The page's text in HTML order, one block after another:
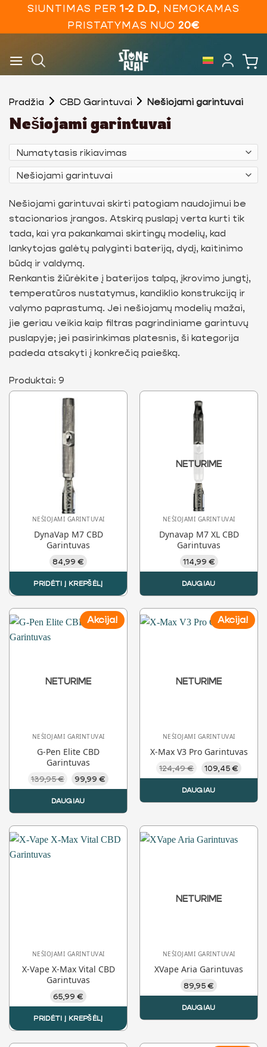
content
SIUNTIMAS PER 1-2 D.D, NEMOKAMAS
PRISTATYMAS NUO20€
Pradžia CBD Garintuvai Nešiojami garintuvai
Nešiojami garintuvai
Nešiojami garintuvai skirti patogiam naudojimui be
stacionarios įrangos. Atskirą puslapį verta kurti tik
tada, kai yra pakankamai skirtingų modelių, kad
lankytojas galėtų palyginti bateriją, dydį, kaitinimo
būdą ir valdymą.
Renkantis žiūrėkite į baterijos talpą, įkrovimo jungtį,
temperatūros nustatymus, kandiklio konstrukciją ir
valymo paprastumą. Jei nešiojamų modelių mažai,
jie geriau veikia kaip filtras pagrindiniame garintuvų
puslapyje; jei pasirinkimas platesnis, ši kategorija
padeda atsakyti į konkrečią paiešką.
Produktai: 9
NEŠIOJAMI GARINTUVAI
DynaVap M7 CBD
Garintuvas
84,99 €
PRIDĖTI Į KREPŠĖLĮ
NETURIME
NEŠIOJAMI GARINTUVAI
Dynavap M7 XL CBD
Garintuvas
114,99 €
DAUGIAU
Akcija!
NETURIME
NEŠIOJAMI GARINTUVAI
G-Pen Elite CBD
Garintuvas
139,95€ Original
price
139,95 €.
99,99€
99,99 €.
DAUGIAU
Akcija!
NETURIME
NEŠIOJAMI GARINTUVAI
X-Max V3 Pro Garintuvas
124,49€ Original
price
124,49 €.
109,45€
DAUGIAU
NEŠIOJAMI GARINTUVAI
X-Vape X-Max Vital CBD
Garintuvas
65,99 €
PRIDĖTI Į KREPŠĖLĮ
NETURIME
NEŠIOJAMI GARINTUVAI
XVape Aria Garintuvas
89,95€
DAUGIAU